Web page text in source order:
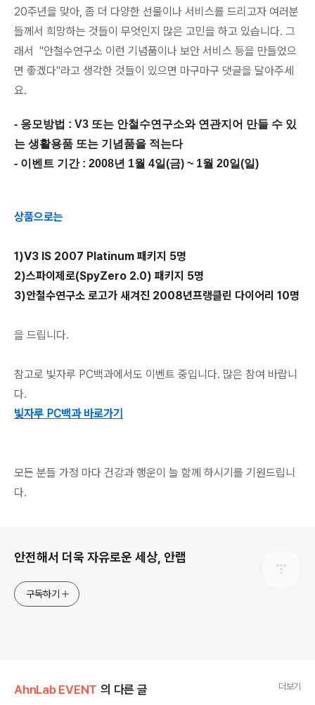
20주년을 맞아, 좀 더 다양한 선물이나 서비스를 드리고자 여러분
들께서 희망하는 것들이 무엇인지 많은 고민을 하고 있습니다. 그
래서 "안철수연구소 이런 기념품이나 보안 서비스 등을 만들었으
면 좋겠다"라고 생각한 것들이 있으면 마구마구 댓글을 달아주세
요.
- 응모방법 : V3 또는 안철수연구소와 연관지어 만들 수 있
는 생활용품 또는 기념품을 적는다
- 이벤트 기간 : 2008년 1월 4일(금) ~ 1월 20일(일)
상품으로는
1)V3 IS 2007 Platinum 패키지 5명
2)스파이제로(SpyZero 2.0) 패키지 5명
3)안철수연구소 로고가 새겨진 2008년프랭클린 다이어리 10명
을 드립니다.
참고로 빛자루 PC백과에서도 이벤트 중입니다. 많은 참여 바랍니
다.
빛자루 PC백과 바로가기
모든 분들 가정 마다 건강과 행운이 늘 함께 하시기를 기원드립니
다.
안전해서 더욱 자유로운 세상, 안랩
구독하기
AhnLab EVENT 의 다른 글 더보기